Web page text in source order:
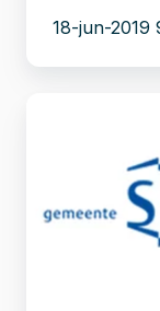
18-jun-2019
zaaksysteem